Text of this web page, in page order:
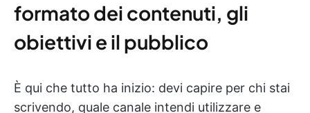
formato dei contenuti, gli
obiettivi e il pubblico
È qui che tutto ha inizio: devi capire per chi stai
scrivendo, quale canale intendi utilizzare e